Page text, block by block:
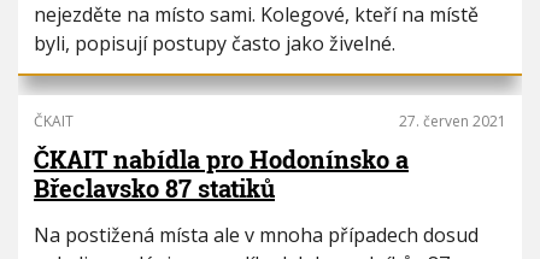
nejezděte na místo sami. Kolegové, kteří na místě
byli, popisují postupy často jako živelné.
ČKAIT 27. červen 2021
ČKAIT nabídla pro Hodonínsko a
Břeclavsko 87 statiků
Na postižená místa ale v mnoha případech dosud